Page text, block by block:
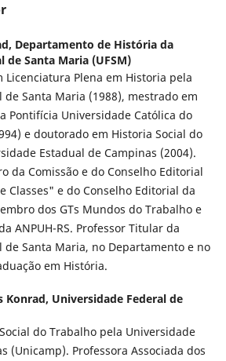
Departamento de História da
de Santa Maria (UFSM)
Licenciatura Plena em Historia pela
de Santa Maria (1988), mestrado em
Pontifícia Universidade Católica do
e doutorado em Historia Social do
Estadual de Campinas (2004).
da Comissão e do Conselho Editorial
Classes" e do Conselho Editorial da
dos GTs Mundos do Trabalho e
ANPUH-RS. Professor Titular da
de Santa Maria, no Departamento e no
em História.
Konrad, Universidade Federal de
do Trabalho pela Universidade
(Unicamp). Professora Associada dos